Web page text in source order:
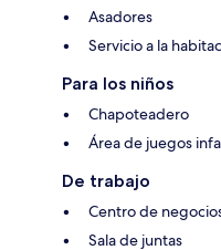
Asadores
Servicio a la
Para los niños
Chapoteadero
Área de juegos
De trabajo
Centro de
Sala de juntas